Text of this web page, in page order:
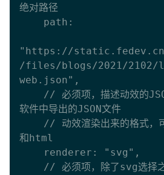
绝对路径
"https://
/files/blogs/2021/
web.json",
软件中导出的JSON文件
和html